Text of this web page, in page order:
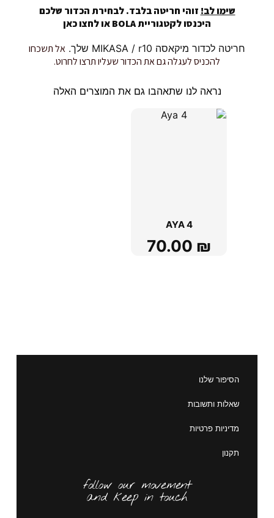
שימו לב! זוהי חריטה בלבד. לבחירת הכדור שלכם
היכנסו לקטגוריית BOLA או
לחצו כאן
חריטה לכדור מיקאסה MIKASA / r10 שלך.
אל תשכחו
להכניס לעגלה גם את הכדור שעליו תרצו לחרוט.
נראה לנו שתאהבו גם את המוצרים האלה
AYA 4
70.00 ₪
הסיפור שלנו
שאלות ותשובות
מדיניות פרטיות
תקנון
follow our movement
and keep in touch